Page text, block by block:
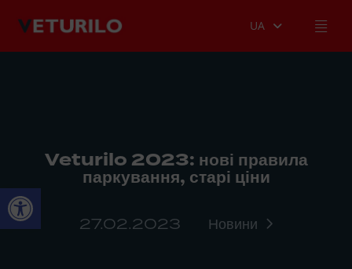
Відкрити Панель інструментів
UA
Veturilo 2023: нові правила
паркування, старі ціни
27.02.2023 Новини